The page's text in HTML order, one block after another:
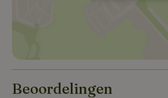
Beoordelingen